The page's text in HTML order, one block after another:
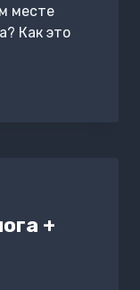
месте
Как это
+